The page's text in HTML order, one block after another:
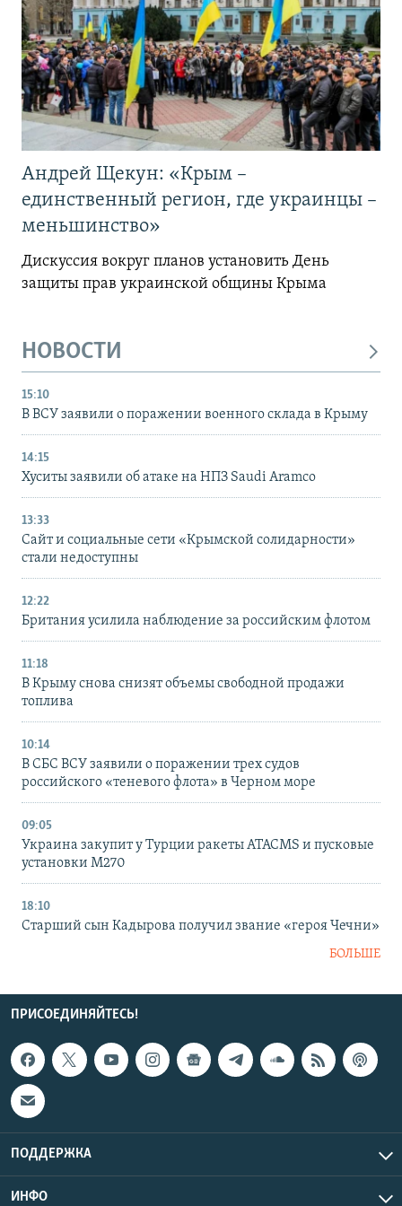
Андрей Щекун: «Крым –
единственный регион, где украинцы –
меньшинство»
Дискуссия вокруг планов установить День
защиты прав украинской общины Крыма
НОВОСТИ
15:10
В ВСУ заявили о поражении военного склада в Крыму
14:15
Хуситы заявили об атаке на НПЗ Saudi Aramco
13:33
Сайт и социальные сети «Крымской солидарности»
стали недоступны
12:22
Британия усилила наблюдение за российским флотом
11:18
В Крыму снова снизят объемы свободной продажи
топлива
10:14
В СБС ВСУ заявили о поражении трех судов
российского «теневого флота» в Черном море
09:05
Украина закупит у Турции ракеты ATACMS и пусковые
установки M270
18:10
Старший сын Кадырова получил звание «героя Чечни»
БОЛЬШЕ
ПРИСОЕДИНЯЙТЕСЬ!
ПОДДЕРЖКА
ИНФО